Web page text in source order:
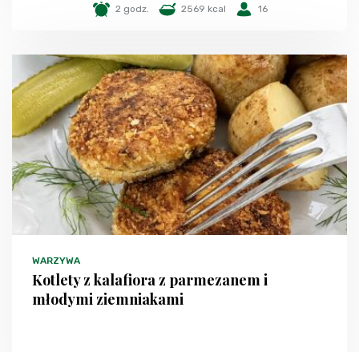
2 godz. 2569 kcal 16
WARZYWA
Kotlety z kalafiora z parmezanem i
młodymi ziemniakami